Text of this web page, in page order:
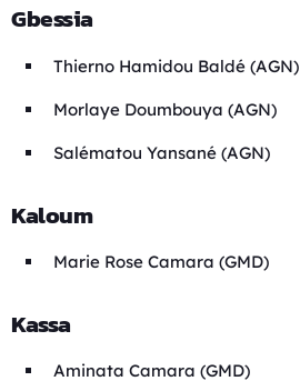
Gbessia
Thierno Hamidou Baldé (AGN)
Morlaye Doumbouya (AGN)
Salématou Yansané (AGN)
Kaloum
Marie Rose Camara (GMD)
Kassa
Aminata Camara (GMD)